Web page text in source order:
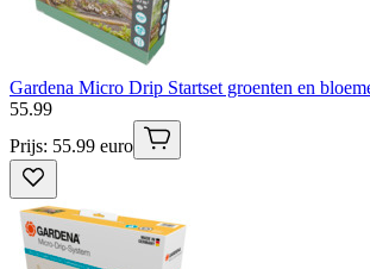
Gardena Micro Drip Startset groenten en
55.99
Prijs: 55.99 euro